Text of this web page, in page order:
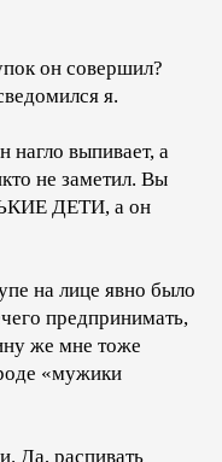
он совершил?
я.
выпивает, а
не заметил. Вы
ДЕТИ, а он
на лице явно было
предпринимать,
же мне тоже
«мужики
Да, распивать